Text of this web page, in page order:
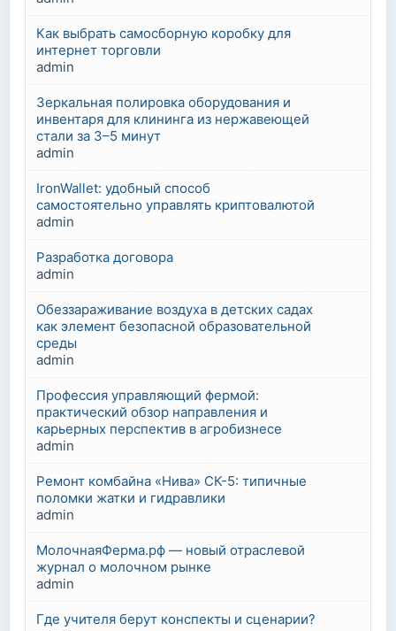
Как выбрать самосборную коробку для
интернет торговли
admin
Зеркальная полировка оборудования и
инвентаря для клининга из нержавеющей
стали за 3–5 минут
admin
IronWallet: удобный способ
самостоятельно управлять криптовалютой
admin
Разработка договора
admin
Обеззараживание воздуха в детских садах
как элемент безопасной образовательной
среды
admin
Профессия управляющий фермой:
практический обзор направления и
карьерных перспектив в агробизнесе
admin
Ремонт комбайна «Нива» СК-5: типичные
поломки жатки и гидравлики
admin
МолочнаяФерма.рф — новый отраслевой
журнал о молочном рынке
admin
Где учителя берут конспекты и сценарии?